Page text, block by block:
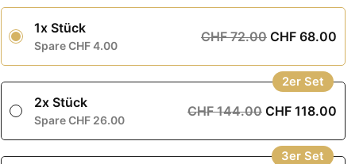
1x Stück
Spare CHF 4.00
CHF 72.00 CHF 68.00
2er Set
2x Stück
Spare CHF 26.00
CHF 144.00 CHF 118.00
3er Set